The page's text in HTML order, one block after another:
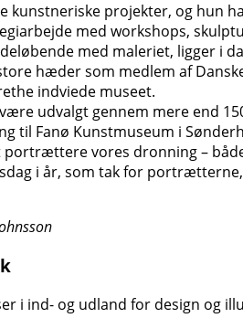
kunstneriske projekter, og hun
med workshops,
med maleriet, ligger i
hæder som medlem af
indviede museet.
udvalgt gennem mere end
til Fanø Kunstmuseum i
portrættere vores dronning –
i år, som tak for
i ind- og udland for design og